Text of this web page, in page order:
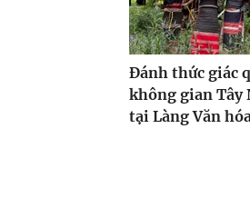
Đánh thức giác
không gian Tây
tại Làng Văn